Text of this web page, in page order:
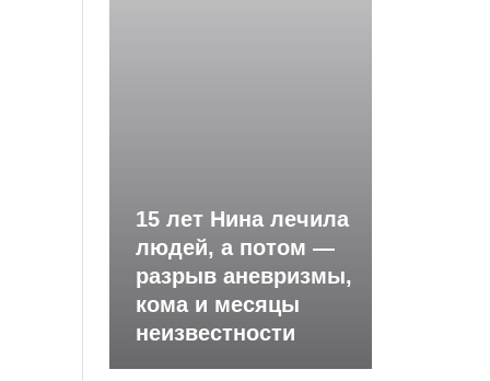
15 лет Нина лечила
людей, а потом —
разрыв аневризмы,
кома и месяцы
неизвестности